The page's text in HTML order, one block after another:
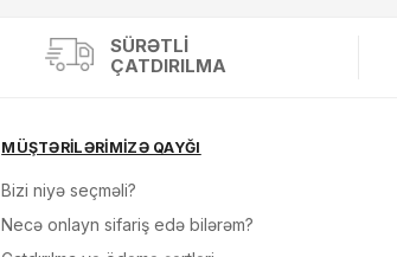
SÜRƏTLI
ÇATDIRILMA
MÜŞTƏRİLƏRİMİZƏ QAYĞI
Bizi niyə seçməli?
Necə onlayn sifariş edə bilərəm?